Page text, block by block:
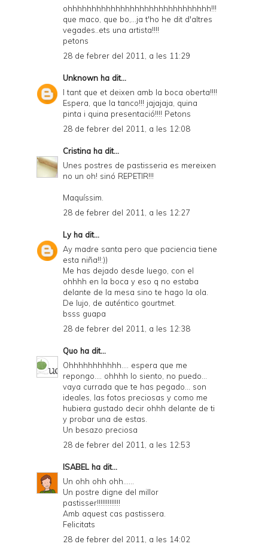
ohhhhhhhhhhhhhhhhhhhhhhhhhhhhhh!!!
que maco, que bo,...ja t'ho he dit d'altres
vegades..ets una artista!!!!
petons
28 de febrer del 2011, a les 11:29
Unknown ha dit...
I tant que et deixen amb la boca oberta!!!!
Espera, que la tanco!!! jajajaja, quina
pinta i quina presentació!!!! Petons
28 de febrer del 2011, a les 12:08
Cristina ha dit...
Unes postres de pastisseria es mereixen
no un oh! sinó REPETIR!!!
Maquíssim.
28 de febrer del 2011, a les 12:27
Lyha dit...
Ay madre santa pero que paciencia tiene
esta niña!!:))
Me has dejado desde luego, con el
ohhhh en la boca y eso q no estaba
delante de la mesa sino te hago la ola.
De lujo, de auténtico gourtmet.
bsss guapa
28 de febrer del 2011, a les 12:38
Quo ha dit...
Ohhhhhhhhhhh.... espera que me
repongo.... ohhhh lo siento, no puedo...
vaya currada que te has pegado... son
ideales, las fotos preciosas y como me
hubiera gustado decir ohhh delante de ti
y probar una de estas.
Un besazo preciosa
28 de febrer del 2011, a les 12:53
ISABEL ha dit...
Un ohh ohh ohh......
Un postre digne del millor
pastisser!!!!!!!!!!!!!
Amb aquest cas pastissera.
Felicitats
28 de febrer del 2011, a les 14:02